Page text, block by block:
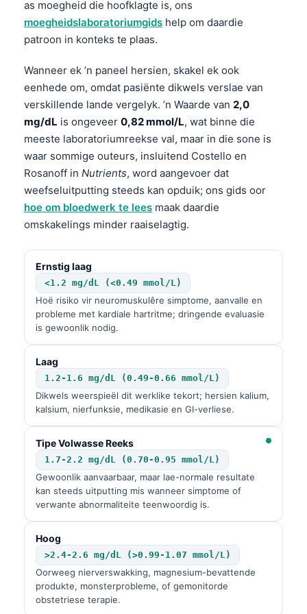
as moegheid die hoofklagte is, ons
moegheidslaboratoriumgids help om daardie
patroon in konteks te plaas.
Wanneer ek ’n paneel hersien, skakel ek ook
eenhede om, omdat pasiënte dikwels verslae van
verskillende lande vergelyk. ’n Waarde van 2,0
mg/dL is ongeveer 0,82 mmol/L, wat binne die
meeste laboratoriumreekse val, maar in die sone is
waar sommige outeurs, insluitend Costello en
Rosanoff in Nutrients, word aangevoer dat
weefseluitputting steeds kan opduik; ons gids oor
hoe om bloedwerk te lees maak daardie
omskakelings minder raaiselagtig.
Ernstig laag
<1.2 mg/dL (<0.49 mmol/L)
Hoë risiko vir neuromuskulêre simptome, aanvalle en
probleme met kardiale hartritme; dringende evaluasie
is gewoonlik nodig.
Laag
1.2-1.6 mg/dL (0.49-0.66 mmol/L)
Dikwels weerspieël dit werklike tekort; hersien kalium,
kalsium, nierfunksie, medikasie en GI-verliese.
Tipe Volwasse Reeks
1.7-2.2 mg/dL (0.70-0.95 mmol/L)
Gewoonlik aanvaarbaar, maar lae-normale resultate
kan steeds uitputting mis wanneer simptome of
verwante abnormaliteite teenwoordig is.
Hoog
>2.4-2.6 mg/dL (>0.99-1.07 mmol/L)
Oorweeg nierverswakking, magnesium-bevattende
produkte, monsterprobleme, of gemonitorde
obstetriese terapie.